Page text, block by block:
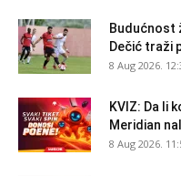
Budućnost
Dečić traži
8 Aug 2026.
KVIZ: Da li
Meridian
8 Aug 2026.